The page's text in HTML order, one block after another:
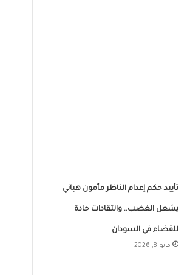
تأييد حكم إعدام الناظر مأمون هباني
يشعل الغضب.. وانتقادات حادة
للقضاء في السودان
مايو 8, 2026